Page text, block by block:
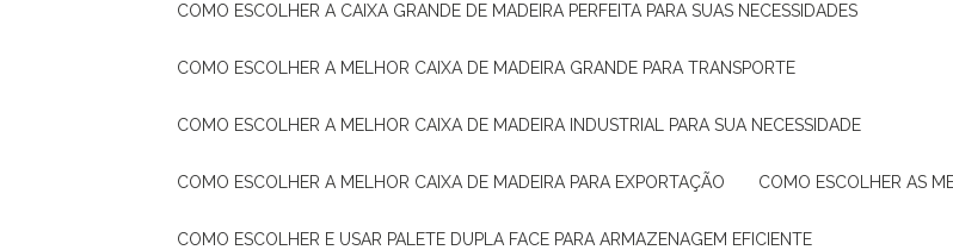
COMO ESCOLHER A CAIXA GRANDE DE MADEIRA PERFEITA PARA SUAS NECESSIDADES
COMO ESCOLHER A MELHOR CAIXA DE MADEIRA GRANDE PARA TRANSPORTE
COMO ESCOLHER A MELHOR CAIXA DE MADEIRA INDUSTRIAL PARA SUA NECESSIDADE
COMO ESCOLHER A MELHOR CAIXA DE MADEIRA PARA EXPORTAÇÃO COMO ESCOLHER AS
COMO ESCOLHER E USAR PALETE DUPLA FACE PARA ARMAZENAGEM EFICIENTE